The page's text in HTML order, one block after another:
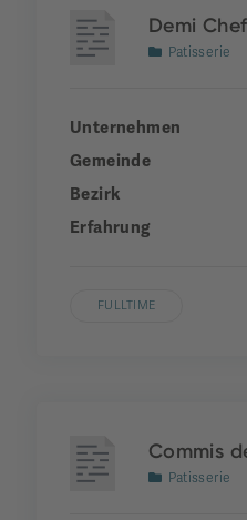
Demi
Patisserie
Unternehmen
Gemeinde
Bezirk
Erfahrung
FULLTIME
Commis
Patisserie